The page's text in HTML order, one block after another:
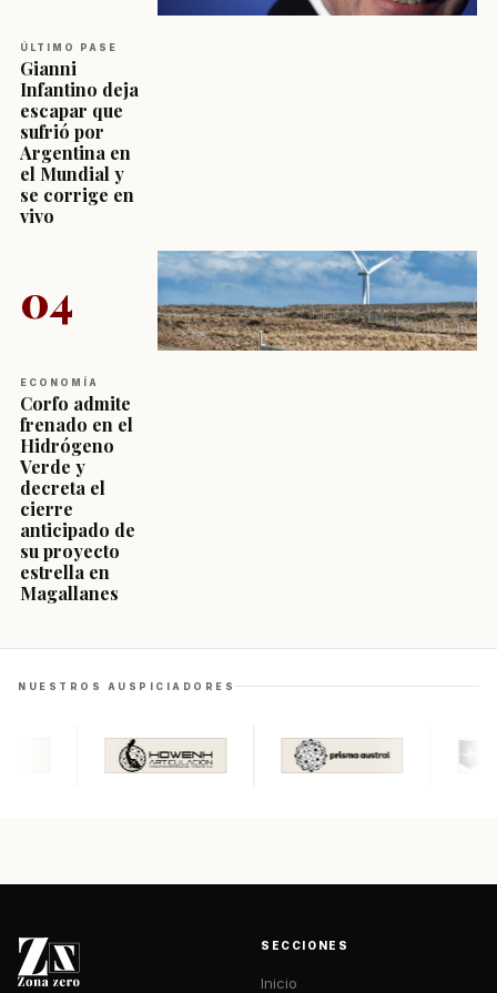
ÚLTIMO PASE
Gianni
Infantino deja
escapar que
sufrió por
Argentina en
el Mundial y
se corrige en
vivo
04
ECONOMÍA
Corfo admite
frenado en el
Hidrógeno
Verde y
decreta el
cierre
anticipado de
su proyecto
estrella en
Magallanes
NUESTROS AUSPICIADORES
SECCIONES
Inicio